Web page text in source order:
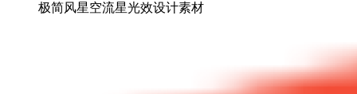
极简风星空流星光效设计素材